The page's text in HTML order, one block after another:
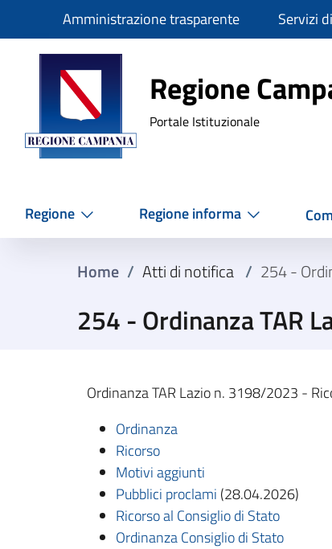
SlimAmministrazione trasparente Servizi
Regione
Regione
Portale Istituzionale
Regione Regione informa
Home / Atti di notifica / 254 -
254 - Ordinanza TAR
Ordinanza TAR Lazio n. 3198/2023 -
Ordinanza
Ricorso
Motivi aggiunti
Pubblici proclami (28.04.2026)
Ricorso al Consiglio di Stato
Ordinanza Consiglio di Stato